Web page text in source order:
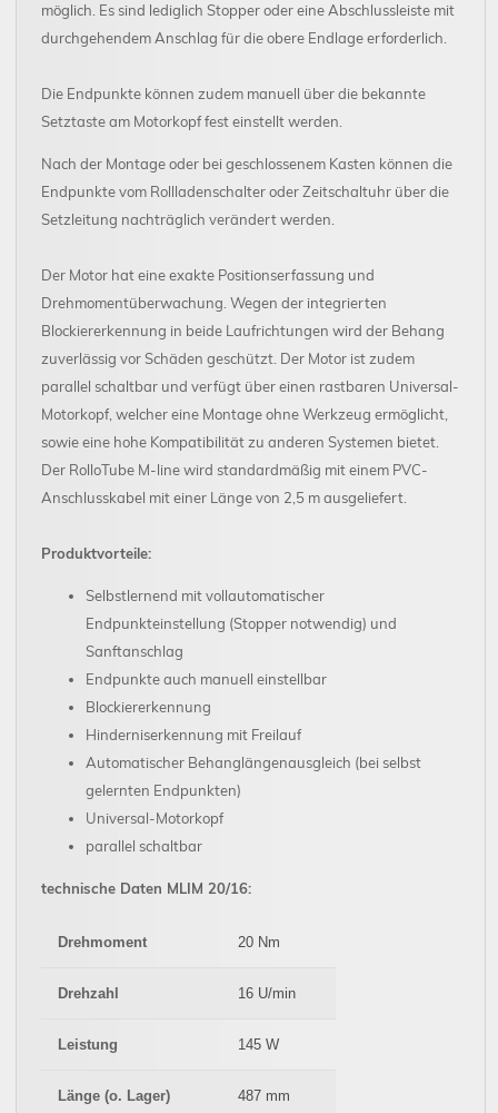
möglich. Es sind lediglich Stopper oder eine Abschlussleiste mit
durchgehendem Anschlag für die obere Endlage erforderlich.
Die Endpunkte können zudem manuell über die bekannte
Setztaste am Motorkopf fest einstellt werden.
Nach der Montage oder bei geschlossenem Kasten können die
Endpunkte vom Rollladenschalter oder Zeitschaltuhr über die
Setzleitung nachträglich verändert werden.
Der Motor hat eine exakte Positionserfassung und
Drehmomentüberwachung. Wegen der integrierten
Blockiererkennung in beide Laufrichtungen wird der Behang
zuverlässig vor Schäden geschützt. Der Motor ist zudem
parallel schaltbar und verfügt über einen rastbaren Universal-
Motorkopf, welcher eine Montage ohne Werkzeug ermöglicht,
sowie eine hohe Kompatibilität zu anderen Systemen bietet.
Der RolloTube M-line wird standardmäßig mit einem PVC-
Anschlusskabel mit einer Länge von 2,5 m ausgeliefert.
Produktvorteile:
Selbstlernend mit vollautomatischer
Endpunkteinstellung (Stopper notwendig) und
Sanftanschlag
Endpunkte auch manuell einstellbar
Blockiererkennung
Hinderniserkennung mit Freilauf
Automatischer Behanglängenausgleich (bei selbst
gelernten Endpunkten)
Universal-Motorkopf
parallel schaltbar
technische Daten MLIM 20/16:
Drehmoment 20 Nm
Drehzahl 16 U/min
Leistung 145 W
Länge (o. Lager) 487 mm